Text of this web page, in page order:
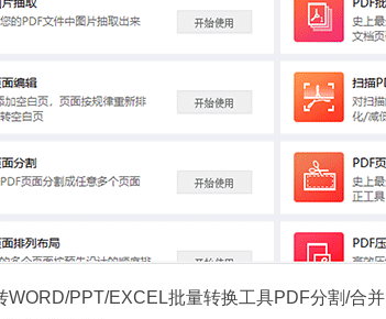
WORD/PPT/EXCEL批量转换工具PDF分割/合并